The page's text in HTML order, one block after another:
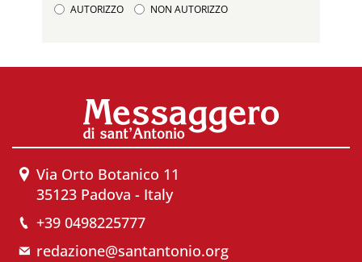
AUTORIZZO NON AUTORIZZO
Via Orto Botanico 11
35123 Padova - Italy
+39 0498225777
redazione@santantonio.org